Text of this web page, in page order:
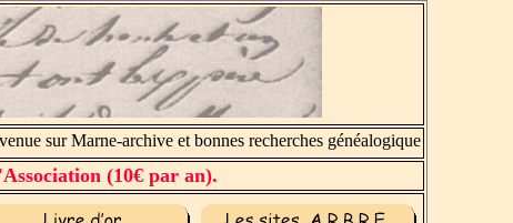
sur Marne-archive et bonnes recherches généalogiques.
(10€ par an).